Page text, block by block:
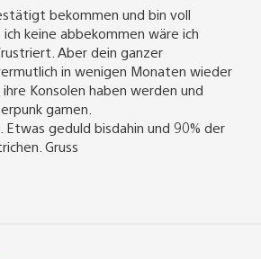
bekommen und bin voll
keine abbekommen wäre ich
Aber dein ganzer
in wenigen Monaten wieder
Konsolen haben werden und
gamen.
Etwas geduld bisdahin und 90% der
Gruss